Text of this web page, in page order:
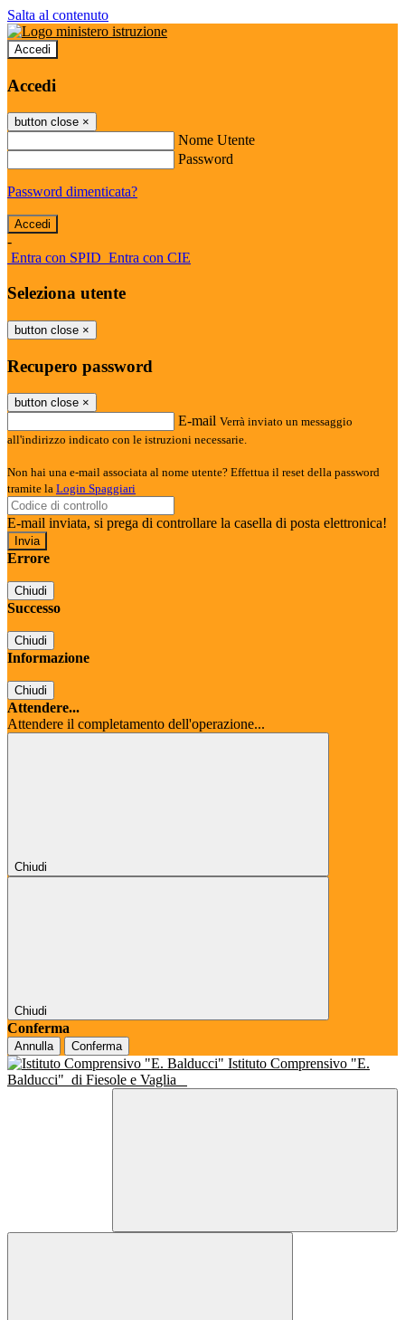
Salta al contenuto
Accedi
Accedi
button close ×
Nome Utente
Password
Password dimenticata?
-
Entra con SPID Entra con CIE
Seleziona utente
button close ×
Recupero password
button close ×
E-mail Verrà inviato un messaggio
all'indirizzo indicato con le istruzioni necessarie.
Non hai una e-mail associata al nome utente? Effettua il reset della password
tramite la Login Spaggiari
E-mail inviata, si prega di controllare la casella di posta elettronica!
Errore
Chiudi
Successo
Chiudi
Informazione
Chiudi
Attendere...
Attendere il completamento dell'operazione...
Chiudi
Chiudi
Conferma
Annulla Conferma
Istituto Comprensivo "E.
Balducci" di Fiesole e Vaglia